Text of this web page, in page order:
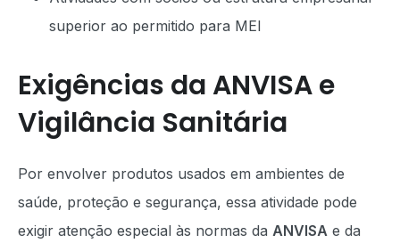
superior ao permitido para MEI
Exigências da ANVISA e
Vigilância Sanitária
Por envolver produtos usados em ambientes de
saúde, proteção e segurança, essa atividade pode
exigir atenção especial às normas da ANVISA e da